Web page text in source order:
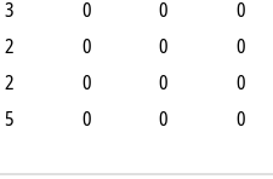
3 0 0 0
2 0 0 0
2 0 0 0
5 0 0 0